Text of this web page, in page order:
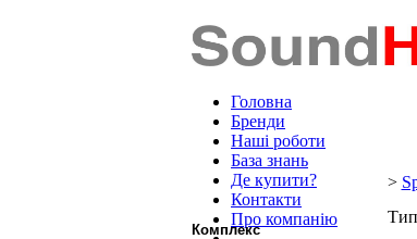
Головна
Бренди
Наші роботи
База знань
Де купити?
Контакти
Про компанію
Комплекс
>